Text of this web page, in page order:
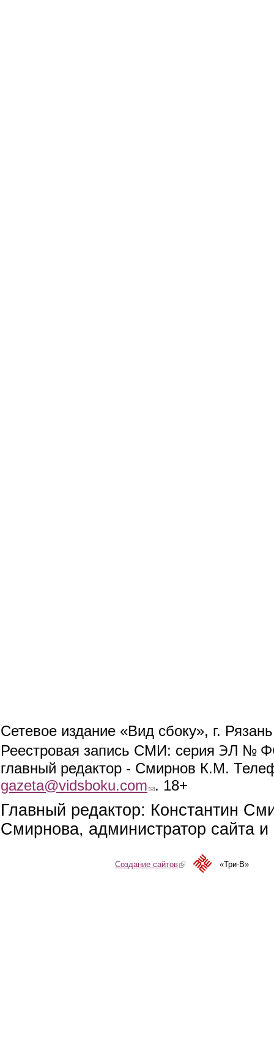
Сетевое издание «Вид сбоку», г.
Реестровая запись СМИ: серия ЭЛ №
главный редактор - Смирнов К.М.
gazeta@vidsboku.com (link sends e-mail)
. 18+
Главный редактор: Константин
Смирнова, администратор сайта
Создание сайтов(link is external)«Три-В»